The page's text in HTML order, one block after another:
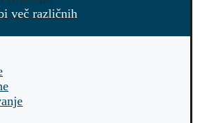
več različnih